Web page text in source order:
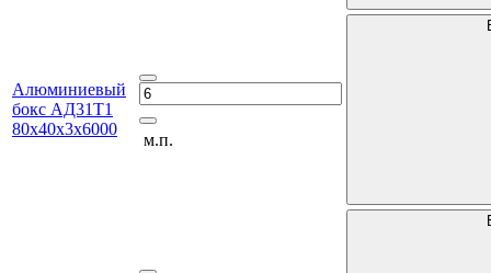
Алюминиевый
бокс АД31Т1
80х40х3х6000
м.п.